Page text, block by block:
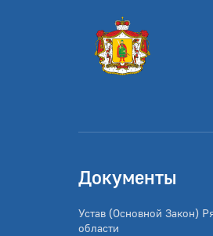
Документы
Устав (Основной Закон)
области